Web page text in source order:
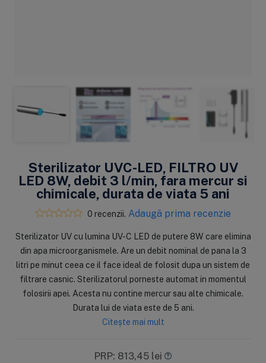
Sterilizator UVC-LED, FILTRO UV
LED 8W, debit 3 l/min, fara mercur si
chimicale, durata de viata 5 ani
0 recenzii. Adaugă prima recenzie
Sterilizator UV cu lumina UV-C LED de putere 8W care elimina
din apa microorganismele. Are un debit nominal de pana la 3
litri pe minut ceea ce il face ideal de folosit dupa un sistem de
filtrare casnic. Sterilizatorul porneste automat in momentul
folosirii apei. Acesta nu contine mercur sau alte chimicale.
Durata lui de viata este de 5 ani.
Citește mai mult
PRP: 813,45 lei